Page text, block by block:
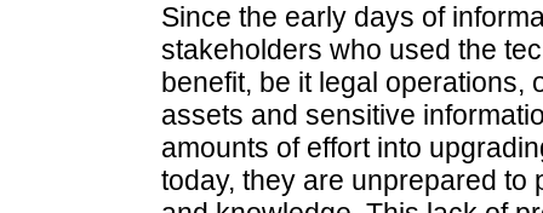
Since the early days of
stakeholders who used the
benefit, be it legal operations,
assets and sensitive
amounts of effort into
today, they are unprepared to